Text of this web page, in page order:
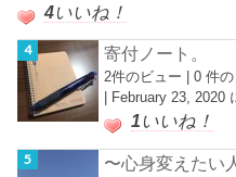
4いいね！
寄付ノート。
2件のビュー |0 件の
February 23, 2020
1 いいね！
〜心身変えたい